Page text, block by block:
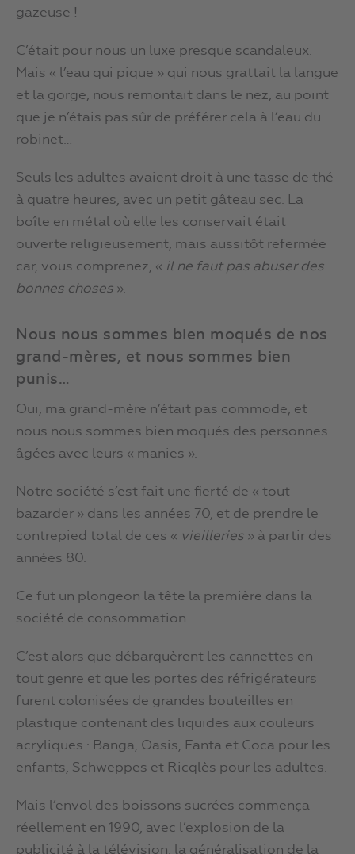
gazeuse !
C’était pour nous un luxe presque scandaleux.
Mais « l’eau qui pique » qui nous grattait la langue
et la gorge, nous remontait dans le nez, au point
que je n’étais pas sûr de préférer cela à l’eau du
robinet…
Seuls les adultes avaient droit à une tasse de thé
à quatre heures, avec un petit gâteau sec. La
boîte en métal où elle les conservait était
ouverte religieusement, mais aussitôt refermée
car, vous comprenez, « il ne faut pas abuser des
bonnes choses ».
Nous nous sommes bien moqués de nos
grand-mères, et nous sommes bien
punis…
Oui, ma grand-mère n’était pas commode, et
nous nous sommes bien moqués des personnes
âgées avec leurs « manies ».
Notre société s’est fait une fierté de « tout
bazarder » dans les années 70, et de prendre le
contrepied total de ces « vieilleries » à partir des
années 80.
Ce fut un plongeon la tête la première dans la
société de consommation.
C’est alors que débarquèrent les cannettes en
tout genre et que les portes des réfrigérateurs
furent colonisées de grandes bouteilles en
plastique contenant des liquides aux couleurs
acryliques : Banga, Oasis, Fanta et Coca pour les
enfants, Schweppes et Ricqlès pour les adultes.
Mais l’envol des boissons sucrées commença
réellement en 1990, avec l’explosion de la
publicité à la télévision, la généralisation de la